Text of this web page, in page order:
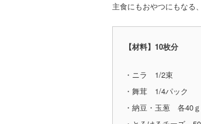
主食にもおやつにもなる
【材料】10枚分
・ニラ 1/2束
・舞茸 1/4パック
・納豆・玉葱 各40ｇ